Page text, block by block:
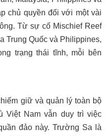
chủ quyền đối với một vài
Từ sự cố Mischief Reef
Trung Quốc và Philippines,
trạng thái tĩnh, mỗi bên
giữ và quản lý toàn bộ
Việt Nam vẫn duy trì việc
đảo này. Trường Sa là